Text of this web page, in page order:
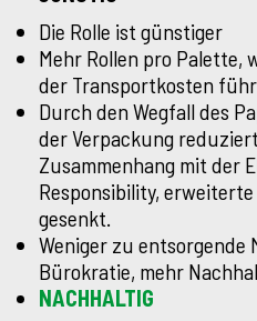
Die Rolle ist günstiger
Mehr Rollen pro Palette,
der Transportkosten
Durch den Wegfall des
der Verpackung
Zusammenhang mit der
Responsibility,
gesenkt.
Weniger zu entsorgende
Bürokratie, mehr
NACHHALTIG